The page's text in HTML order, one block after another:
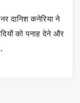
दानिश कनेरिया ने
को पनाह देने और